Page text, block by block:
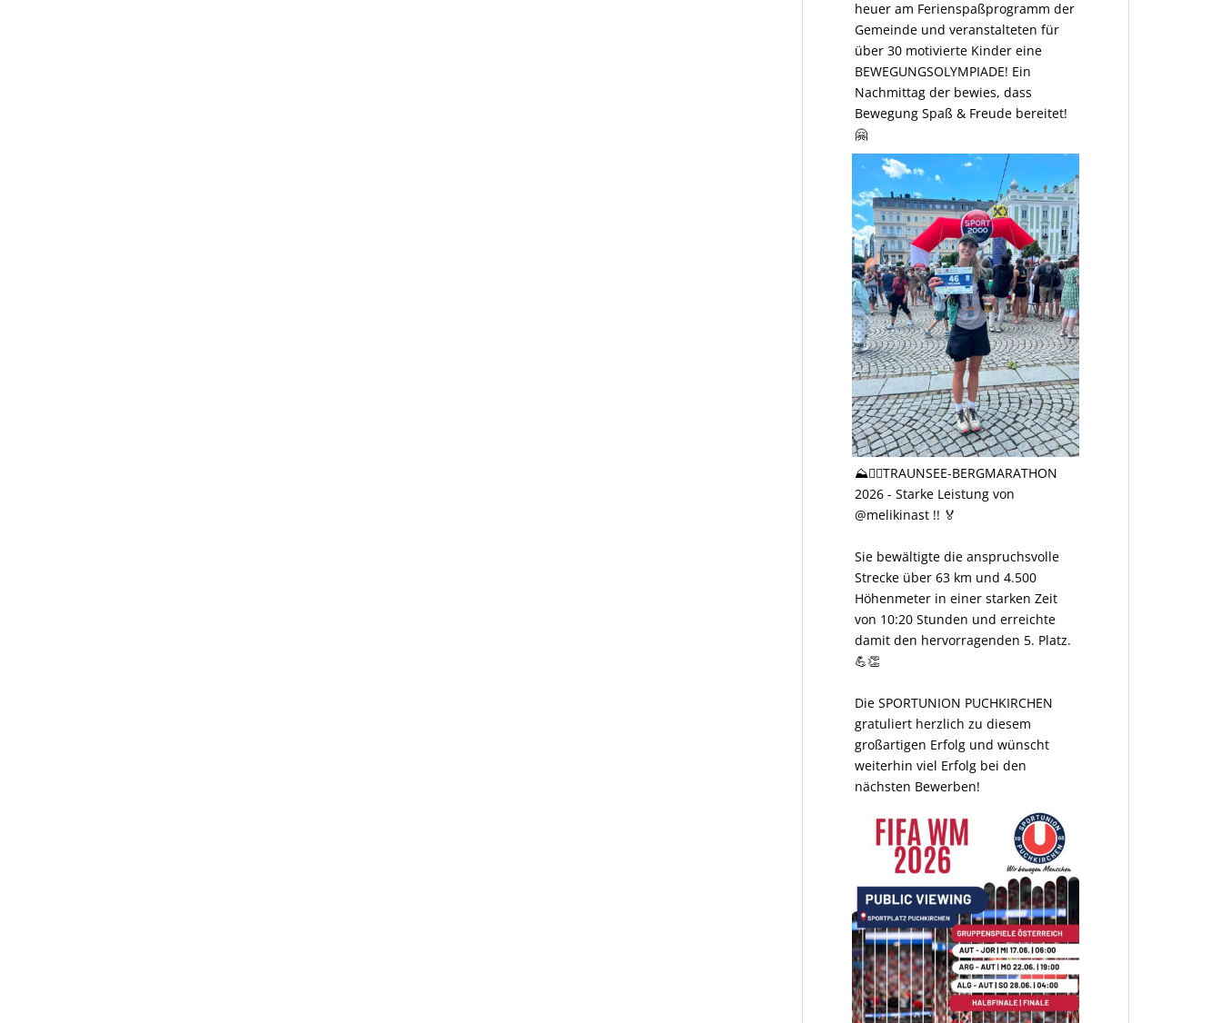
heuer am Ferienspaßprogramm der
Gemeinde und veranstalteten für
über 30 motivierte Kinder eine
BEWEGUNGSOLYMPIADE! Ein
Nachmittag der bewies, dass
Bewegung Spaß & Freude bereitet!
🤗
⛰️🏃‍♀️TRAUNSEE-BERGMARATHON
2026 - Starke Leistung von
@melikinast !! 🏅
Sie bewältigte die anspruchsvolle
Strecke über 63 km und 4.500
Höhenmeter in einer starken Zeit
von 10:20 Stunden und erreichte
damit den hervorragenden 5. Platz.
💪👏
Die SPORTUNION PUCHKIRCHEN
gratuliert herzlich zu diesem
großartigen Erfolg und wünscht
weiterhin viel Erfolg bei den
nächsten Bewerben!